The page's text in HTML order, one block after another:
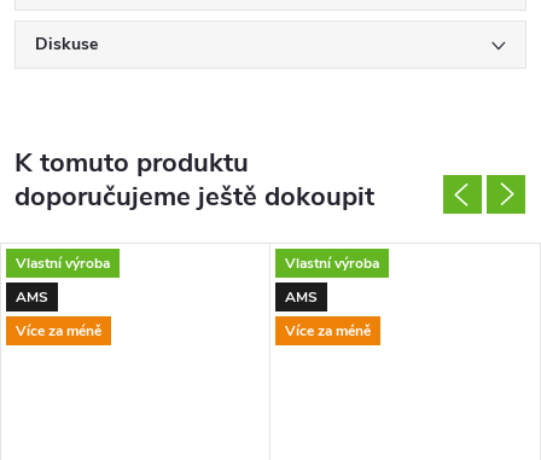
Diskuse
K tomuto produktu
doporučujeme ještě dokoupit
Vlastní výroba
AMS
Více za méně
Vlastní výroba
AMS
Více za méně